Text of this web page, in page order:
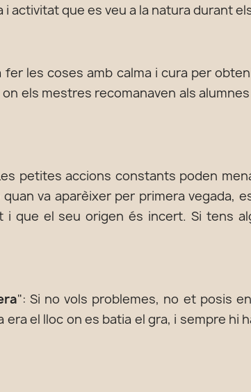
activitat que es veu a la natura durant
fer les coses amb calma i cura per
els mestres recomanaven als
petites accions constants poden
va aparèixer per primera vegada,
que el seu origen és incert. Si tens
": Si no vols problemes, no et posis
era el lloc on es batia el gra, i sempre hi